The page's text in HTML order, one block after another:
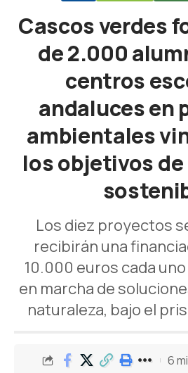
Cascos verdes
de 2.000
centros
andaluces en
ambientales
los objetivos
Los diez proyectos
recibirán una
10.000 euros cada
en marcha de
naturaleza, bajo el
6